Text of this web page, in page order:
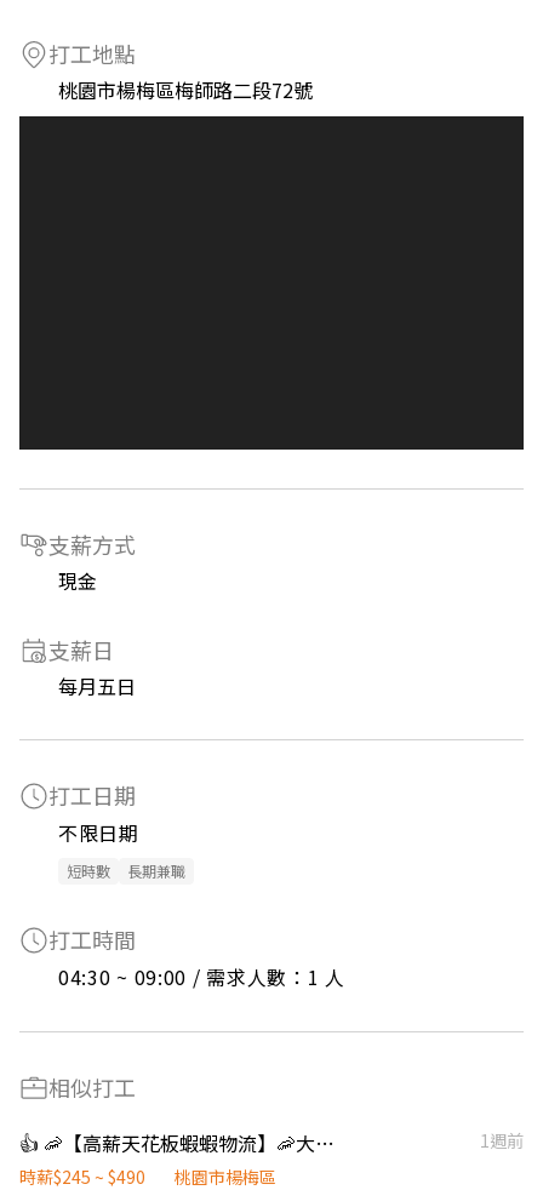
打工地點
桃園市楊梅區梅師路二段72號
支薪方式
現金
支薪日
每月五日
打工日期
不限日期
短時數 長期兼職
打工時間
04:30 ~ 09:00 / 需求人數：1 人
相似打工
👍 🦐【高薪天花板蝦蝦物流】🦐大園 / 楊梅/威獅/青埔
1週前
時薪$245 ~ $490
桃園市楊梅區